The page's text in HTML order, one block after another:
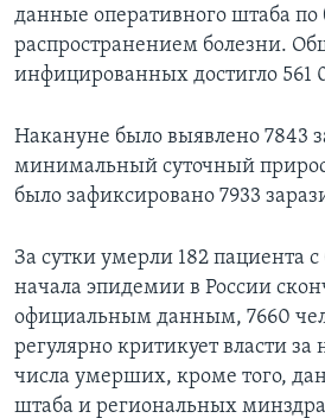
данные оперативного штаба по
распространением болезни.
инфицированных достигло 561
Накануне было выявлено 7843
минимальный суточный
было зафиксировано 7933
За сутки умерли 182 пациента с
начала эпидемии в России
официальным данным, 7660
регулярно критикует власти
числа умерших, кроме того,
штаба и региональных